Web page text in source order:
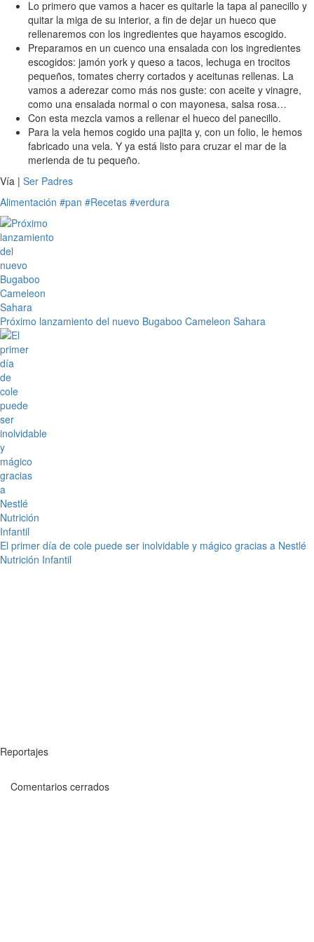
Lo primero que vamos a hacer es quitarle la tapa al panecillo y
quitar la miga de su interior, a fin de dejar un hueco que
rellenaremos con los ingredientes que hayamos escogido.
Preparamos en un cuenco una ensalada con los ingredientes
escogidos: jamón york y queso a tacos, lechuga en trocitos
pequeños, tomates cherry cortados y aceitunas rellenas. La
vamos a aderezar como más nos guste: con aceite y vinagre,
como una ensalada normal o con mayonesa, salsa rosa…
Con esta mezcla vamos a rellenar el hueco del panecillo.
Para la vela hemos cogido una pajita y, con un folio, le hemos
fabricado una vela. Y ya está listo para cruzar el mar de la
merienda de tu pequeño.
Vía | Ser Padres
Alimentación #pan #Recetas #verdura
Próximo lanzamiento del nuevo Bugaboo Cameleon Sahara
El primer día de cole puede ser inolvidable y mágico gracias a Nestlé
Nutrición Infantil
Reportajes
Comentarios cerrados